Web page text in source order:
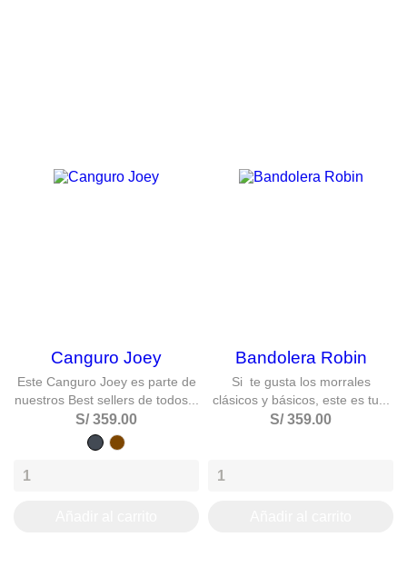
Canguro Joey
Este Canguro Joey es parte de
nuestros Best sellers de todos...
S/ 359.00
Negrocaramelo
Bandolera Robin
Si te gusta los morrales
clásicos y básicos, este es tu...
S/ 359.00